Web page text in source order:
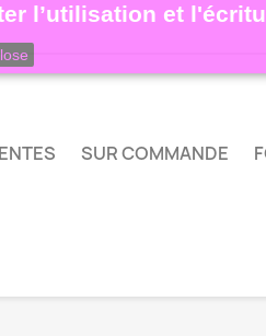
l’utilisation et
SUR COMMANDE